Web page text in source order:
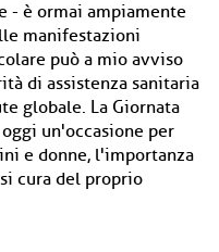
- è ormai ampiamente
manifestazioni
può a mio avviso
di assistenza sanitaria
globale. La Giornata
un'occasione per
e donne, l'importanza
cura del proprio